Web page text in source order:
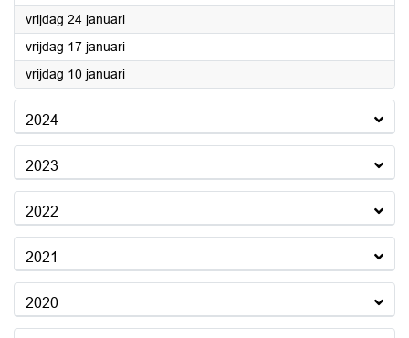
vrijdag 24 januari2025
vrijdag 17 januari2025
vrijdag 10 januari2025
2024
2023
2022
2021
2020